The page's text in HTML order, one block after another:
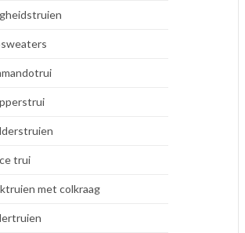
trui
met colkraag